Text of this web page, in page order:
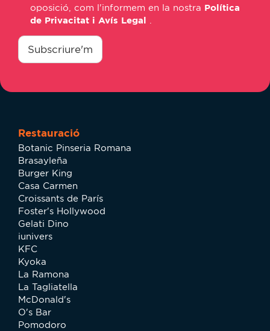
oposició, com l'informem en la nostra Política
de Privacitat i Avís Legal
consentimiento
Subscriure'm
Restauració
Botanic Pinseria Romana
Brasayleña
Burger King
Casa Carmen
Croissants de París
Foster's Hollywood
Gelati Dino
iunivers
KFC
Kyoka
La Ramona
La Tagliatella
McDonald's
O's Bar
Pomodoro